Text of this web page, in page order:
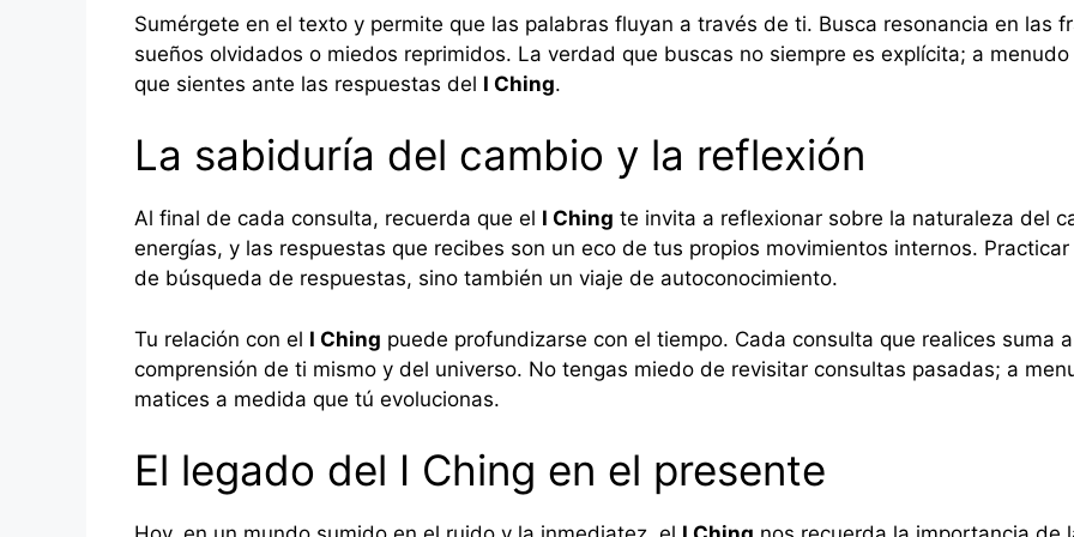
Sumérgete en el texto y permite que las palabras fluyan a través de ti. Busca resonancia en las
sueños olvidados o miedos reprimidos. La verdad que buscas no siempre es explícita; a
que sientes ante las respuestas del I Ching.
La sabiduría del cambio y la reflexión
Al final de cada consulta, recuerda que el I Ching te invita a reflexionar sobre la naturaleza del
energías, y las respuestas que recibes son un eco de tus propios movimientos internos.
de búsqueda de respuestas, sino también un viaje de autoconocimiento.
Tu relación con el I Ching puede profundizarse con el tiempo. Cada consulta que realices suma
comprensión de ti mismo y del universo. No tengas miedo de revisitar consultas pasadas; a
matices a medida que tú evolucionas.
El legado del I Ching en el presente